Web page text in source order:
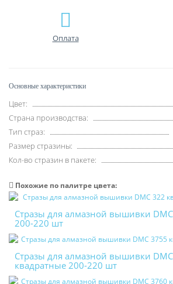
Оплата
Основные характеристики
Цвет:
Страна производства:
Тип страз:
Размер стразины:
Кол-во стразин в пакете:
Похожие по палитре цвета:
Стразы для алмазной вышивки
200-220 шт
Стразы для алмазной вышивки
квадратные 200-220 шт